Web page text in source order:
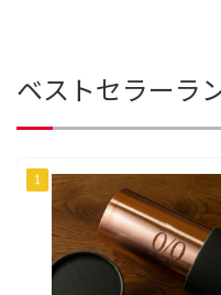
ベストセラーラ